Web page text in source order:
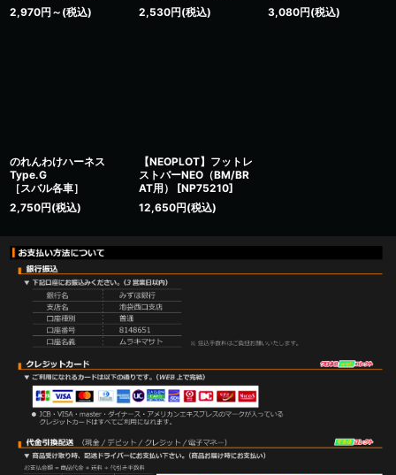
2,970円 ～ (税込)
2,530円(税込)
3,080円(税込)
のれんわけハーネス
Type.G
［スバル各車］
2,750円(税込)
【NEOPLOT】フットレ
ストバーNEO（BM/BR
AT用）
[NP75210]
12,650円(税込)